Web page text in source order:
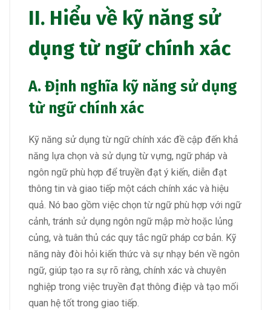
II. Hiểu về kỹ năng sử
dụng từ ngữ chính xác
A. Định nghĩa kỹ năng sử dụng
từ ngữ chính xác
Kỹ năng sử dụng từ ngữ chính xác đề cập đến khả
năng lựa chọn và sử dụng từ vựng, ngữ pháp và
ngôn ngữ phù hợp để truyền đạt ý kiến, diễn đạt
thông tin và giao tiếp một cách chính xác và hiệu
quả. Nó bao gồm việc chọn từ ngữ phù hợp với ngữ
cảnh, tránh sử dụng ngôn ngữ mập mờ hoặc lủng
củng, và tuân thủ các quy tắc ngữ pháp cơ bản. Kỹ
năng này đòi hỏi kiến thức và sự nhạy bén về ngôn
ngữ, giúp tạo ra sự rõ ràng, chính xác và chuyên
nghiệp trong việc truyền đạt thông điệp và tạo mối
quan hệ tốt trong giao tiếp.